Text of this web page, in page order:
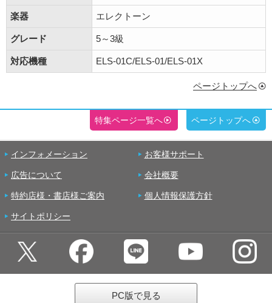
楽器 エレクトーン
グレード 5～3級
対応機種 ELS-01C/ELS-01/ELS-01X
ページトップへ
特集ページ一覧へ ページトップへ
インフォメーション お客様サポート
広告について 会社概要
特約店様・書店様ご案内 個人情報保護方針
サイトポリシー
PC版で見る